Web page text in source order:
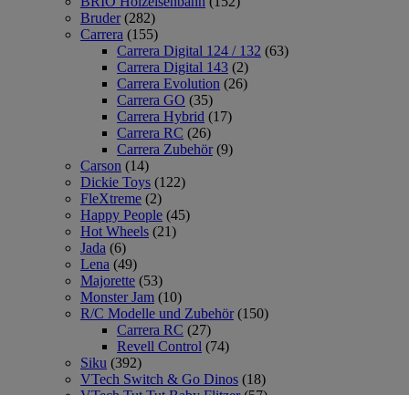
Bruder (282)
Carrera (155)
Carrera Digital 124 / 132 (63)
Carrera Digital 143 (2)
Carrera Evolution (26)
Carrera GO (35)
Carrera Hybrid (17)
Carrera RC (26)
Carrera Zubehör (9)
Carson (14)
Dickie Toys (122)
FleXtreme (2)
Happy People (45)
Hot Wheels (21)
Jada (6)
Lena (49)
Majorette (53)
Monster Jam (10)
R/C Modelle und Zubehör (150)
Carrera RC (27)
Revell Control (74)
Siku (392)
VTech Switch & Go Dinos (18)